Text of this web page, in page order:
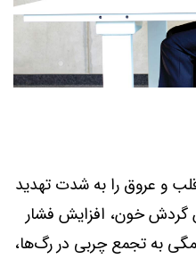
و عروق را به شدت تهدید
خون، افزایش فشار
به تجمع چربی در رگ‌ها،